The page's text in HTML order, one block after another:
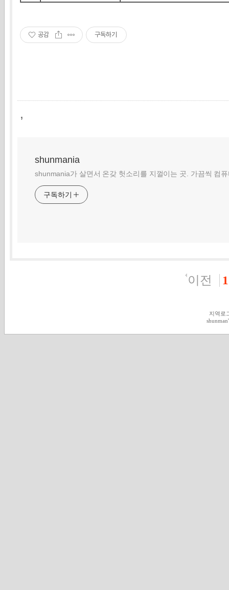
공감 구독하기
,
shunmania
shunmania가 살면서 온갖 헛소리를 지껄이는 곳. 가끔씩 컴
구독하기
이전 1
지역로
shunman